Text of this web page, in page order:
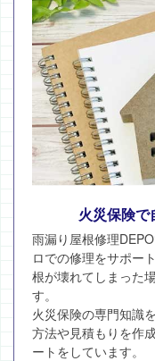
火災保険
雨漏り屋根修理
ロでの修理をサポー
根が壊れてしまった
す。
火災保険の専門知識
方法や見積もりを作
ートをしています。